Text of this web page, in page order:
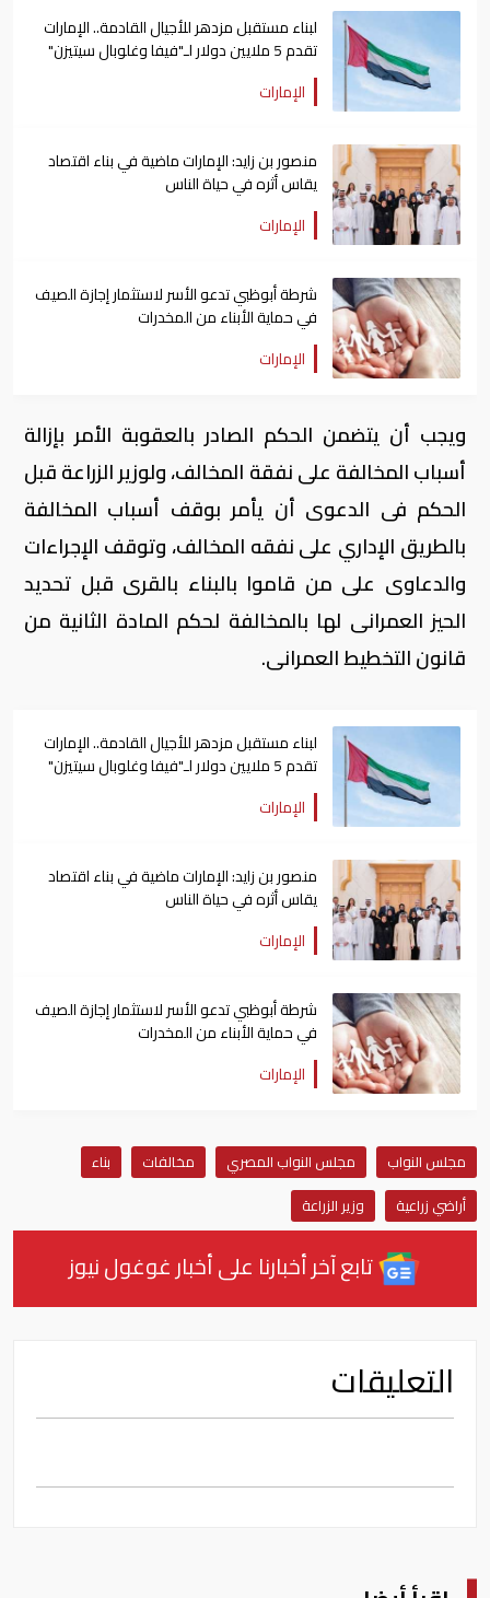
لبناء مستقبل مزدهر للأجيال القادمة.. الإمارات
تقدم 5 ملايين دولار لـ"فيفا وغلوبال سيتيزن"
الإمارات
منصور بن زايد: الإمارات ماضية في بناء اقتصاد
يقاس أثره في حياة الناس
الإمارات
شرطة أبوظبي تدعو الأسر لاستثمار إجازة الصيف
في حماية الأبناء من المخدرات
الإمارات
ويجب أن يتضمن الحكم الصادر بالعقوبة الأمر بإزالة
أسباب المخالفة على نفقة المخالف، ولوزير الزراعة قبل
الحكم فى الدعوى أن يأمر بوقف أسباب المخالفة
بالطريق الإداري على نفقه المخالف، وتوقف الإجراءات
والدعاوى على من قاموا بالبناء بالقرى قبل تحديد
الحيز العمرانى لها بالمخالفة لحكم المادة الثانية من
قانون التخطيط العمرانى.
لبناء مستقبل مزدهر للأجيال القادمة.. الإمارات
تقدم 5 ملايين دولار لـ"فيفا وغلوبال سيتيزن"
الإمارات
منصور بن زايد: الإمارات ماضية في بناء اقتصاد
يقاس أثره في حياة الناس
الإمارات
شرطة أبوظبي تدعو الأسر لاستثمار إجازة الصيف
في حماية الأبناء من المخدرات
الإمارات
مجلس النواب مجلس النواب المصري مخالفات
بناء
أراضي زراعية
وزير الزراعة
تابع آخر أخبارنا على أخبار غوغول نيوز
التعليقات